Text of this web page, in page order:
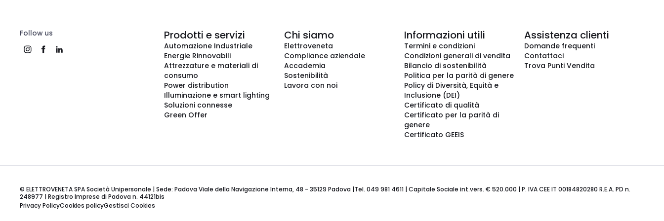
Follow us Prodotti e servizi
Automazione Industriale
Energie Rinnovabili
Attrezzature e materiali di
consumo
Power distribution
Illuminazione e smart lighting
Soluzioni connesse
Green Offer
Chi siamo
Elettroveneta
Compliance aziendale
Accademia
Sostenibilità
Lavora con noi
Informazioni utili
Termini e condizioni
Condizioni generali di vendita
Bilancio di sostenibilità
Politica per la parità di genere
Policy di Diversità, Equità e
Inclusione (DEI)
Certificato di qualità
Certificato per la parità di
genere
Certificato GEEIS
Assistenza clienti
Domande frequenti
Contattaci
Trova Punti Vendita
© ELETTROVENETA SPA Società Unipersonale | Sede: Padova Viale della Navigazione Interna, 48 - 35129 Padova |Tel. 049 981 4611 | Capitale Sociale int.vers. € 520.000 | P. IVA CEE IT 00184820280 R.E.A. PD n.
248977 | Registro Imprese di Padova n. 44121bis
Privacy PolicyCookies policyGestisci Cookies